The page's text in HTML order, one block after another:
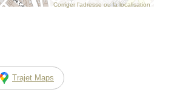
Corriger l’adresse ou la localisation
Trajet Maps